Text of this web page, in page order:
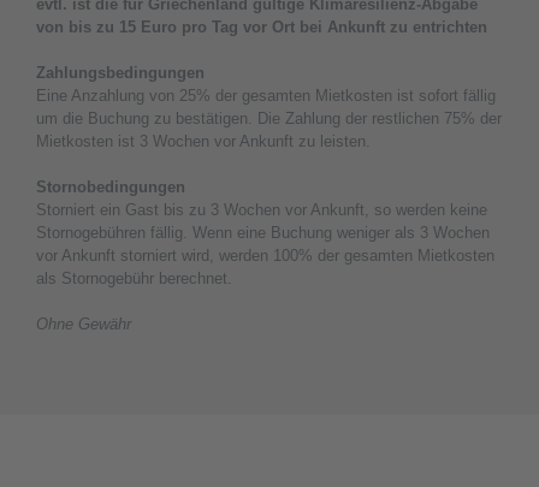
evtl. ist die für Griechenland gültige Klimaresilienz-Abgabe
von bis zu 15 Euro pro Tag vor Ort bei Ankunft zu entrichten
Zahlungsbedingungen
Eine Anzahlung von 25% der gesamten Mietkosten ist sofort fällig
um die Buchung zu bestätigen. Die Zahlung der restlichen 75% der
Mietkosten ist 3 Wochen vor Ankunft zu leisten.
Stornobedingungen
Storniert ein Gast bis zu 3 Wochen vor Ankunft, so werden keine
Stornogebühren fällig. Wenn eine Buchung weniger als 3 Wochen
vor Ankunft storniert wird, werden 100% der gesamten Mietkosten
als Stornogebühr berechnet.
Ohne Gewähr